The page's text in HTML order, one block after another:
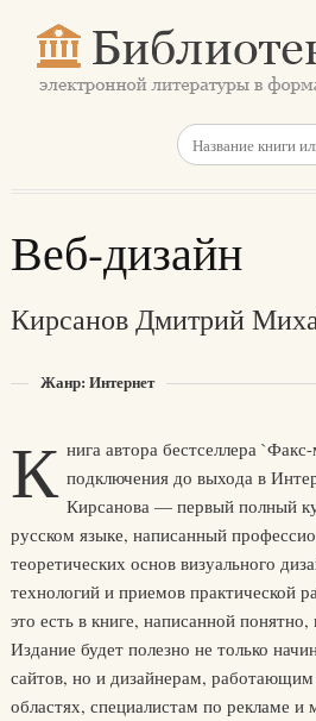
Веб-дизайн
Кирсанов Дмитрий
Жанр: Интернет
К нига автора бестселлера
подключения до выхода в
Кирсанова — первый полный
русском языке, написанный
теоретических основ визуального
технологий и приемов практической
это есть в книге, написанной
Издание будет полезно не только
сайтов, но и дизайнерам,
областях, специалистам по рекламе и